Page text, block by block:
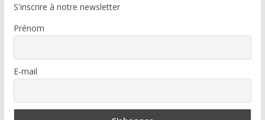
S'inscrire à notre newsletter
Prénom
E-mail